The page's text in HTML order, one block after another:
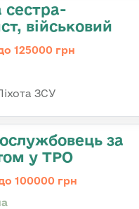
військовий
125000 грн
ЗСУ
за
у ТРО
100000 грн